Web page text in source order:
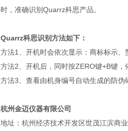
时，准确识别Quarrz科思产品。
Quarrz科思识别方法如下：
方法1、开机时会依次显示：商标标示、
方法2、开机后，同时按ZERO键+B键，
方法3、查看由机身编号自动生成的防伪
杭州金迈仪器有限公司
地址：杭州经济技术开发区世茂江滨商